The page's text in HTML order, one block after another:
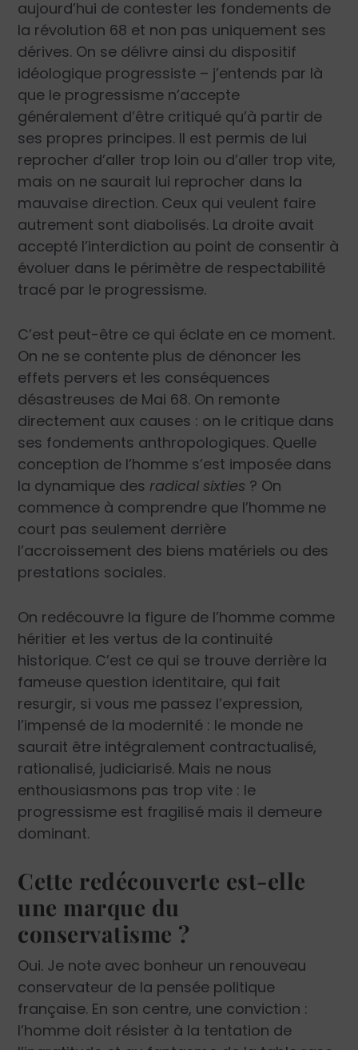
aujourd’hui de contester les fondements de
la révolution 68 et non pas uniquement ses
dérives. On se délivre ainsi du dispositif
idéologique progressiste – j’entends par là
que le progressisme n’accepte
généralement d’être critiqué qu’à partir de
ses propres principes. Il est permis de lui
reprocher d’aller trop loin ou d’aller trop vite,
mais on ne saurait lui reprocher dans la
mauvaise direction. Ceux qui veulent faire
autrement sont diabolisés. La droite avait
accepté l’interdiction au point de consentir à
évoluer dans le périmètre de respectabilité
tracé par le progressisme.
C’est peut-être ce qui éclate en ce moment.
On ne se contente plus de dénoncer les
effets pervers et les conséquences
désastreuses de Mai 68. On remonte
directement aux causes : on le critique dans
ses fondements anthropologiques. Quelle
conception de l’homme s’est imposée dans
la dynamique des radical sixties ? On
commence à comprendre que l’homme ne
court pas seulement derrière
l’accroissement des biens matériels ou des
prestations sociales.
On redécouvre la figure de l’homme comme
héritier et les vertus de la continuité
historique. C’est ce qui se trouve derrière la
fameuse question identitaire, qui fait
resurgir, si vous me passez l’expression,
l’impensé de la modernité : le monde ne
saurait être intégralement contractualisé,
rationalisé, judiciarisé. Mais ne nous
enthousiasmons pas trop vite : le
progressisme est fragilisé mais il demeure
dominant.
Cette redécouverte est-elle
une marque du
conservatisme ?
Oui. Je note avec bonheur un renouveau
conservateur de la pensée politique
française. En son centre, une conviction :
l’homme doit résister à la tentation de